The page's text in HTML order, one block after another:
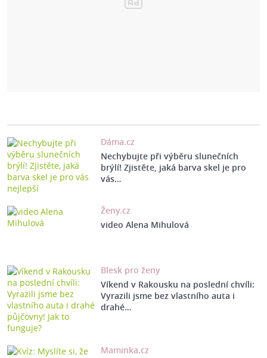
Dáma.cz
Nechybujte při výběru slunečních
brýlí! Zjistěte, jaká barva skel je pro
vás…
Ženy.cz
video Alena Mihulová
Blesk pro ženy
Víkend v Rakousku na poslední chvíli:
Vyrazili jsme bez vlastního auta i
drahé…
Maminka.cz